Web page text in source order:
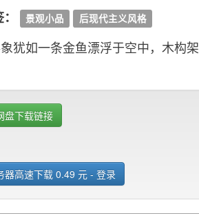
景观小品 后现代主义风格
犹如一条金鱼漂浮于空中，木构
盘下载链接
器高速下载 0.49 元 - 登录